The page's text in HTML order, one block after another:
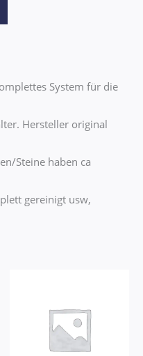
System für die
Hersteller original
Steine haben ca
gereinigt usw,